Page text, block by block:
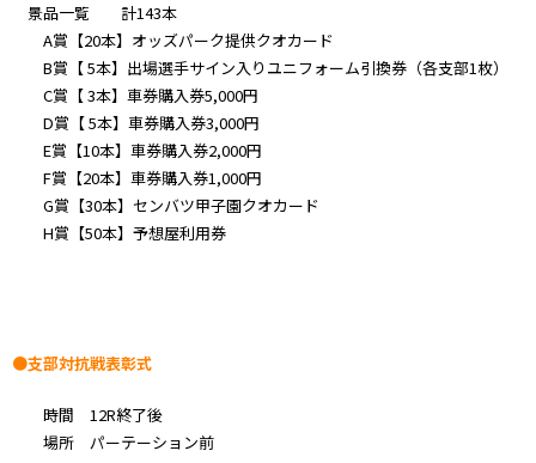
景品一覧 計143本
A賞【20本】オッズパーク提供クオカード
B賞【 5本】出場選手サイン入りユニフォーム引換券（各支部1枚）
C賞【 3本】車券購入券5,000円
D賞【 5本】車券購入券3,000円
E賞【10本】車券購入券2,000円
F賞【20本】車券購入券1,000円
G賞【30本】センバツ甲子園クオカード
H賞【50本】予想屋利用券
●支部対抗戦表彰式
時間 12R終了後
場所 パーテーション前